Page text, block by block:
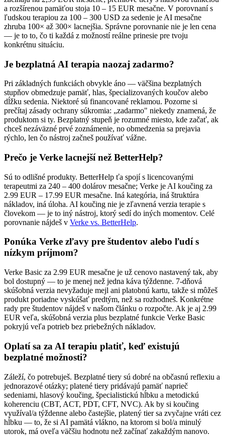
a rozšírenou pamäťou stoja 10 – 15 EUR mesačne. V porovnaní s
ľudskou terapiou za 100 – 300 USD za sedenie je AI mesačne
zhruba 100× až 300× lacnejšia. Správne porovnanie nie je len cena
— je to to, čo ti každá z možností reálne prinesie pre tvoju
konkrétnu situáciu.
Je bezplatná AI terapia naozaj zadarmo?
Pri základných funkciách obvykle áno — väčšina bezplatných
stupňov obmedzuje pamäť, hlas, špecializovaných koučov alebo
dĺžku sedenia. Niektoré sú financované reklamou. Pozorne si
prečítaj zásady ochrany súkromia: „zadarmo" niekedy znamená, že
produktom si ty. Bezplatný stupeň je rozumné miesto, kde začať, ak
chceš nezáväzné prvé zoznámenie, no obmedzenia sa prejavia
rýchlo, len čo nástroj začneš používať vážne.
Prečo je Verke lacnejší než BetterHelp?
Sú to odlišné produkty. BetterHelp ťa spojí s licencovanými
terapeutmi za 240 – 400 dolárov mesačne; Verke je AI koučing za
2.99 EUR – 17.99 EUR mesačne. Iná kategória, iná štruktúra
nákladov, iná úloha. AI koučing nie je zľavnená verzia terapie s
človekom — je to iný nástroj, ktorý sedí do iných momentov. Celé
porovnanie nájdeš v Verke vs. BetterHelp.
Ponúka Verke zľavy pre študentov alebo ľudí s
nízkym príjmom?
Verke Basic za 2.99 EUR mesačne je už cenovo nastavený tak, aby
bol dostupný — to je menej než jedna káva týždenne. 7-dňová
skúšobná verzia nevyžaduje mejl ani platobnú kartu, takže si môžeš
produkt poriadne vyskúšať predtým, než sa rozhodneš. Konkrétne
rady pre študentov nájdeš v našom článku o rozpočte. Ak je aj 2.99
EUR veľa, skúšobná verzia plus bezplatné funkcie Verke Basic
pokryjú veľa potrieb bez priebežných nákladov.
Oplatí sa za AI terapiu platiť, keď existujú
bezplatné možnosti?
Záleží, čo potrebuješ. Bezplatné tiery sú dobré na občasnú reflexiu a
jednorazové otázky; platené tiery pridávajú pamäť naprieč
sedeniami, hlasový koučing, špecialistickú hĺbku a metodickú
koherenciu (CBT, ACT, PDT, CFT, NVC). Ak by si koučing
využíval/a týždenne alebo častejšie, platený tier sa zvyčajne vráti cez
hĺbku — to, že si AI pamätá vlákno, na ktorom si bol/a minulý
utorok, má oveľa väčšiu hodnotu než začínať zakaždým nanovo.